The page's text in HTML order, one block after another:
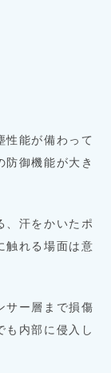
性能が備わって
防御機能が大き
、汗をかいたポ
触れる場面は意
サー層まで損傷
も内部に侵入し